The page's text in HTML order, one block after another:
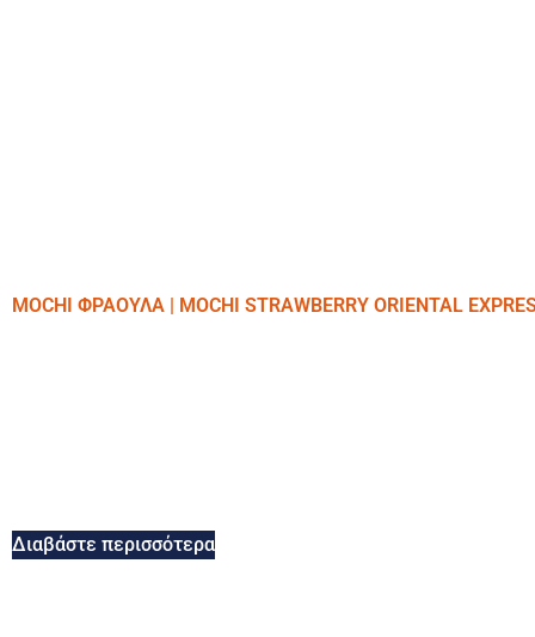
MOCHI ΦΡΑΟΥΛΑ | MOCHI STRAWBERRY ORIENTAL
Διαβάστε περισσότερα